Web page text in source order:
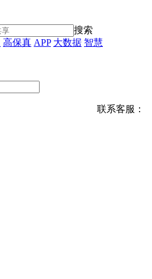
搜索
高保真 APP 大数据 智慧
联系客服：